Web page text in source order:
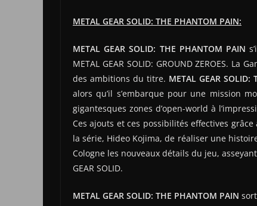
METAL GEAR SOLID: THE PHANTOM PAIN:
METAL GEAR SOLID: THE PHANTOM PAIN
METAL GEAR SOLID: GROUND ZEROES.
des ambitions du titre. METAL GEAR SOLID:
alors qu’il s’embarque pour une mission
gigantesques zones d’open-world à
Ces ajouts et ces possibilités effectives
la série, Hideo Kojima, de réaliser une
Cologne les nouveaux détails du jeu,
GEAR SOLID.
METAL GEAR SOLID: THE PHANTOM PAIN